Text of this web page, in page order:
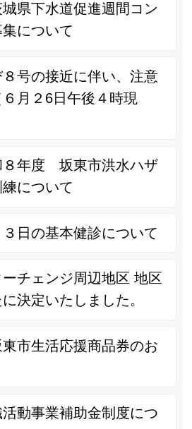
県下水道促進週間コン
について
号の接近に伴い、注意
月２6日午後４時現
８年度 坂東市洪水ハザ
について
日の基本健診について
ーチェンジ周辺地区 地区
決定いたしました。
市生活応援商品券のお
動事業補助金制度につ